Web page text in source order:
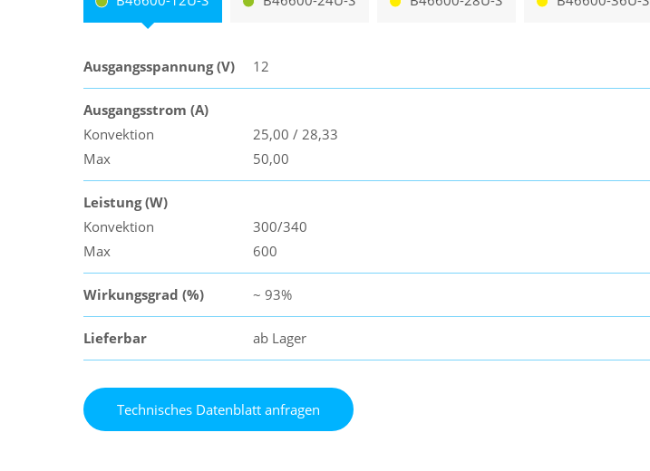
Ausgangsspannung (V) 12
Ausgangsstrom (A)
Konvektion
Max
25,00 / 28,33
50,00
Leistung (W)
Konvektion
Max
300/340
600
Wirkungsgrad (%) ~ 93%
Lieferbar ab Lager